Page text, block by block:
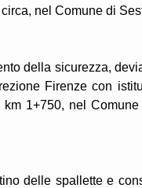
nel Comune di
della sicurezza,
Firenze con
1+750, nel
delle spallette e